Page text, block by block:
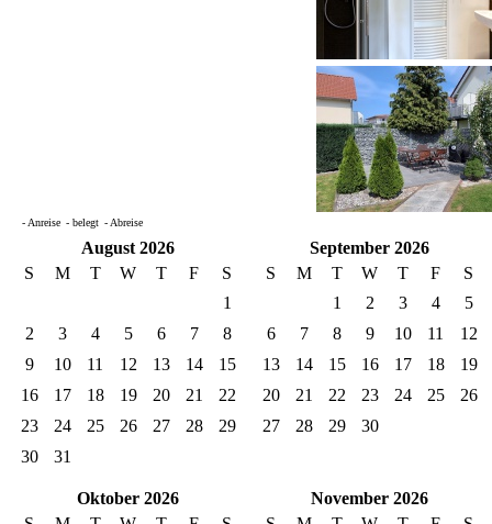
- Anreise - belegt - Abreise
August 2026
S
M T W T F
S
1
2
3 4 5 6 7
8
9
10 11 12 13 14
15
16
17 18 19 20 21
22
23
24 25 26 27 28
29
30
31
September 2026
S
M T W T F
S
1
2 3 4
5
6
7 8 9 10 11
12
13
14 15 16 17 18
19
20
21 22 23 24 25
26
27
28 29 30
Oktober 2026
November 2026